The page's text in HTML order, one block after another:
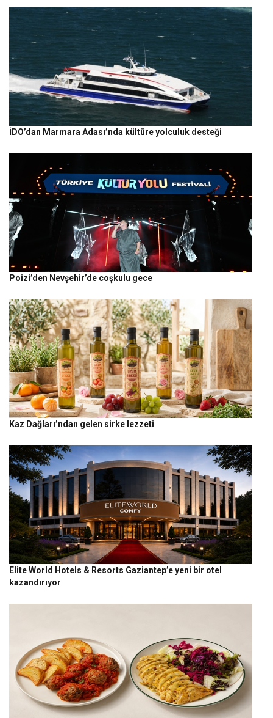
İDO’dan Marmara Adası’nda kültüre yolculuk desteği
Poizi’den Nevşehir’de coşkulu gece
Kaz Dağları’ndan gelen sirke lezzeti
Elite World Hotels & Resorts Gaziantep’e yeni bir otel
kazandırıyor